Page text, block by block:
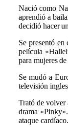
Nació como
aprendió a
decidió hacer
Se presentó
película
para mujeres
Se mudó a
televisión
Trató de volver
drama
ataque cardíaco.